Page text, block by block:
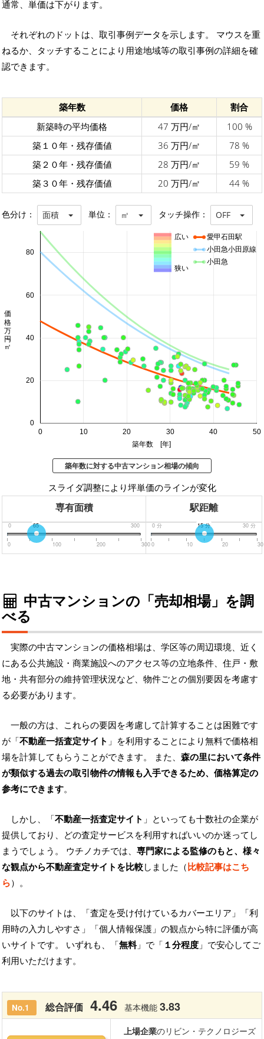
通常、単価は下がります。
それぞれのドットは、取引事例データを示します。 マウスを重
ねるか、タッチすることにより用途地域等の取引事例の詳細を確
認できます。
築年数 価格
割合
新築時の平均価格
47 万円/㎡
100 %
築１０年・残存価値
36 万円/㎡
78 %
築２０年・残存価値
28 万円/㎡
59 %
築３０年・残存価値
20 万円/㎡ 44 %
色分け： 面積 単位： ㎡ タッチ操作： OFF
0 10 20 30 40 50
0
20
40
60
80
築年数 [年]
価格 万円/㎡
愛甲石田駅
小田急小田原線
小田急
広い
狭い
築年数に対する中古マンション相場の傾向
スライダ調整により坪単価のラインが変化
専有面積 駅距離
0 300
65
0 100 200 300
0 分 30 分
15分
0 10 20 30
中古マンションの「売却相場」を調
べる
実際の中古マンションの価格相場は、学区等の周辺環境、近く
にある公共施設・商業施設へのアクセス等の立地条件、住戸・敷
地・共有部分の維持管理状況など、物件ごとの個別要因を考慮す
る必要があります。
一般の方は、これらの要因を考慮して計算することは困難です
が「不動産一括査定サイト 」を利用することにより無料で価格相
場を計算してもらうことができます。 また、 森の里において条件
が類似する過去の取引物件の情報も入手できるため、価格算定の
参考にできます。
しかし、「不動産一括査定サイト 」といっても十数社の企業が
提供しており、どの査定サービスを利用すればいいのか迷ってし
まうでしょう。 ウチノカチでは、 専門家による監修のもと、様々
な観点から不動産査定サイトを比較しました（比較記事はこち
ら）。
以下のサイトは、「査定を受け付けているカバーエリア」「利
用時の入力しやすさ」「個人情報保護」の観点から特に評価が高
いサイトです。 いずれも、「無料」で「 １分程度 」で安心してご
利用いただけます。